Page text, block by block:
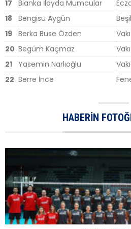
17 Bianka İlayda Mumcular
18
Bengisu Aygün
19 Berka Buse Özden
20 Begüm Kaçmaz
21 Yasemin Narlıoğlu
22 Berre İnce
HABERIN